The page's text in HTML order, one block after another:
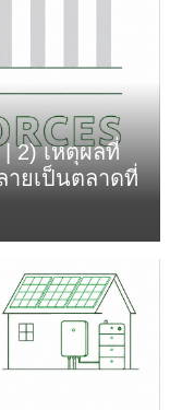
2) เหตุผลที่
ายเป็นตลาดที่